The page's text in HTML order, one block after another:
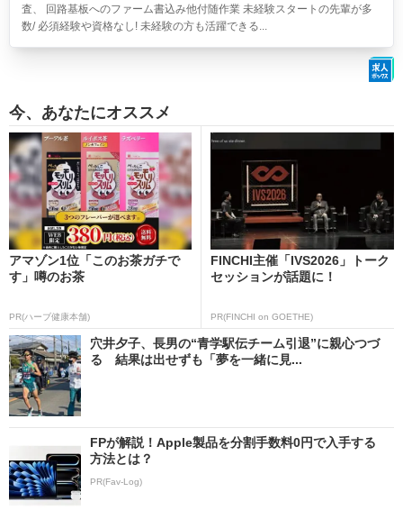
査、 回路基板へのファーム書込み他付随作業 未経験スタートの先輩が多
数/ 必須経験や資格なし! 未経験の方も活躍できる...
今、あなたにオススメ
アマゾン1位「このお茶ガチで
す」噂のお茶
PR(ハーブ健康本舗)
FINCHI主催「IVS2026」トーク
セッションが話題に！
PR(FINCHI on GOETHE)
穴井夕子、長男の“青学駅伝チーム引退”に親心つづ
る 結果は出せずも「夢を一緒に見...
FPが解説！Apple製品を分割手数料0円で入手する
方法とは？
PR(Fav-Log)